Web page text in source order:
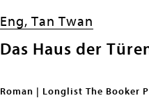
Eng, Tan Twan
Das Haus der
Roman | Longlist The Booker